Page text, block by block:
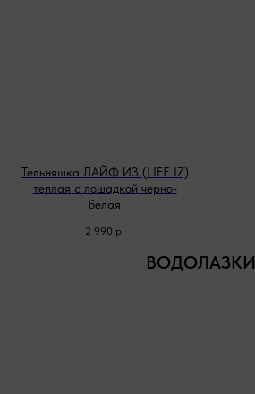
Тельняшка ЛАЙФ ИЗ (LIFE IZ)
теплая с лошадкой черно-
белая
2 990 р.
ВОДОЛАЗКИ